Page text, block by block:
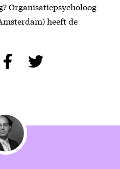
Organisatiepsycholoog
heeft de